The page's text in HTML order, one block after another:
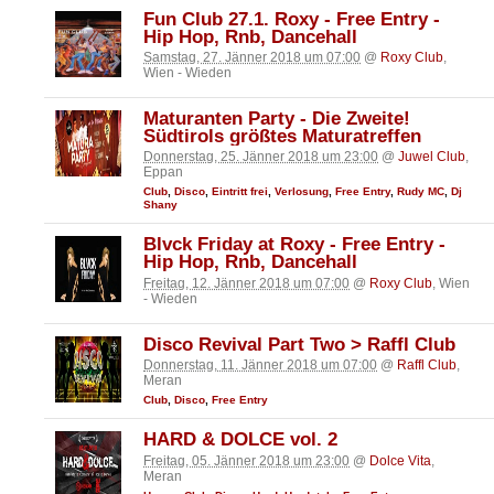
Fun Club 27.1. Roxy - Free Entry -
Hip Hop, Rnb, Dancehall
Samstag, 27. Jänner 2018 um 07:00 @ Roxy Club,
Wien - Wieden
Maturanten Party - Die Zweite!
Südtirols größtes Maturatreffen
Donnerstag, 25. Jänner 2018 um 23:00 @ Juwel Club,
Eppan
Club, Disco, Eintritt frei, Verlosung, Free Entry, Rudy MC, Dj
Shany
Blvck Friday at Roxy - Free Entry -
Hip Hop, Rnb, Dancehall
Freitag, 12. Jänner 2018 um 07:00 @ Roxy Club, Wien
- Wieden
Disco Revival Part Two > Raffl Club
Donnerstag, 11. Jänner 2018 um 07:00 @ Raffl Club,
Meran
Club Disco Free Entry
HARD & DOLCE vol. 2
Freitag, 05. Jänner 2018 um 23:00 @ Dolce Vita
Meran